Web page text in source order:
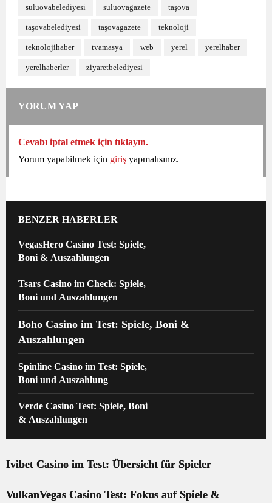
suluovabelediyesi suluovagazete taşova
taşovabelediyesi taşovagazete teknoloji
teknolojihaber tvamasya web yerel yerelhaber
yerelhaberler ziyaretbelediyesi
YORUM YAP
Cevabı iptal etmek için tıklayın.
Yorum yapabilmek için giriş yapmalısınız.
BENZER HABERLER
VegasHero Casino Test: Spiele,
Boni & Auszahlungen
Tsars Casino im Check: Spiele,
Boni und Auszahlungen
Boho Casino im Test: Spiele, Boni &
Auszahlungen
Spinline Casino im Test: Spiele,
Boni und Auszahlung
Verde Casino Test: Spiele, Boni
& Auszahlungen
Ivibet Casino im Test: Übersicht für Spieler
VulkanVegas Casino Test: Fokus auf Spiele &